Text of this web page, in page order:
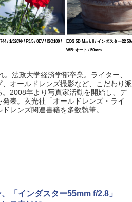
/ 1/320秒 / F3.5 / 0EV / ISO100 /
EOS 5D Mark II / インダスター22
WB:オート / 50mm
。法政大学経済学部卒業。ライター、
オールドレンズ撮影など、こだわり派
2008年より写真家活動を開始し、デ
表。玄光社「オールドレンズ・ライ
レンズ関連書籍を多数執筆。
「インダスター55mm f/2.8」